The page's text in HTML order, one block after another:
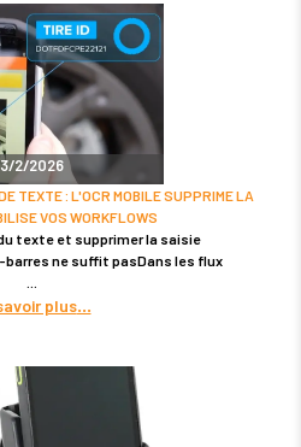
3/2/2026
TEXTE : L'OCR MOBILE SUPPRIME LA
VOS WORKFLOWS
texte et supprimer la saisie
barres ne suffit pasDans les flux
plus